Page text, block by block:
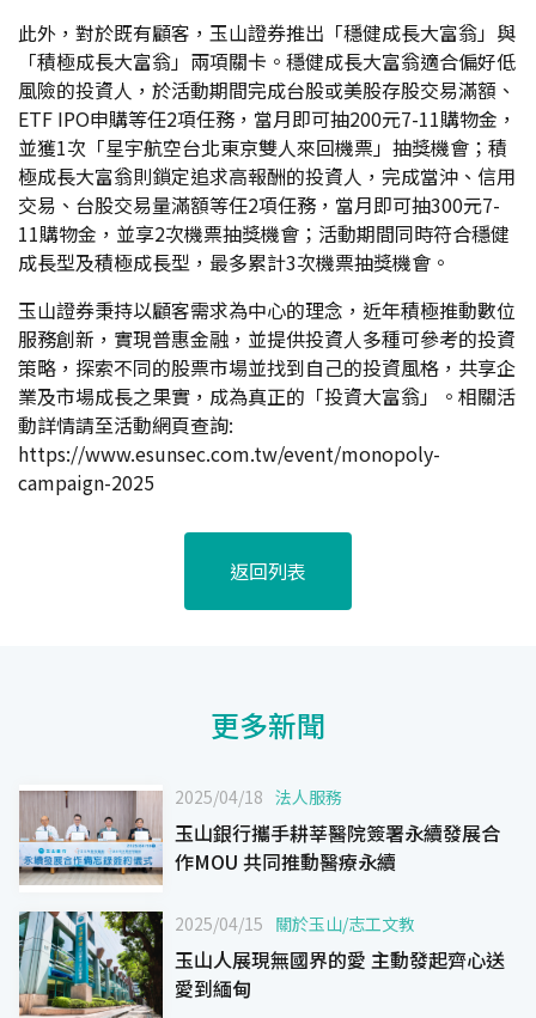
此外，對於既有顧客，玉山證券推出「穩健成長大富翁」與
「積極成長大富翁」兩項關卡。穩健成長大富翁適合偏好低
風險的投資人，於活動期間完成台股或美股存股交易滿額、
ETF IPO申購等任2項任務，當月即可抽200元7-11購物金，
並獲1次「星宇航空台北東京雙人來回機票」抽獎機會；積
極成長大富翁則鎖定追求高報酬的投資人，完成當沖、信用
交易、台股交易量滿額等任2項任務，當月即可抽300元7-
11購物金，並享2次機票抽獎機會；活動期間同時符合穩健
成長型及積極成長型，最多累計3次機票抽獎機會。
玉山證券秉持以顧客需求為中心的理念，近年積極推動數位
服務創新，實現普惠金融，並提供投資人多種可參考的投資
策略，探索不同的股票市場並找到自己的投資風格，共享企
業及市場成長之果實，成為真正的「投資大富翁」。相關活
動詳情請至活動網頁查詢:
https://www.esunsec.com.tw/event/monopoly-
campaign-2025
返回列表
更多新聞
2025/04/18 法人服務
玉山銀行攜手耕莘醫院簽署永續發展合
作MOU 共同推動醫療永續
2025/04/15 關於玉山/志工文教
玉山人展現無國界的愛 主動發起齊心送
愛到緬甸